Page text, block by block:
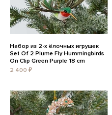
Набор из 2-х ёлочных игрушек
Set Of 2 Plume Fly Hummingbirds
On Clip Green Purple 18 cm
2 400 ₽